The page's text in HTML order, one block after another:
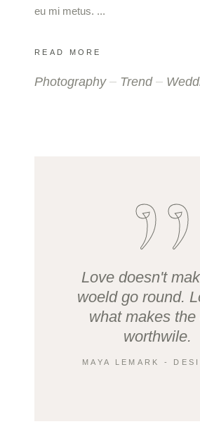
eu mi metus.
READ MORE
Photography Trend
Love doesn't
woeld go round.
what makes the
worthwile.
MAYA LEMARK -